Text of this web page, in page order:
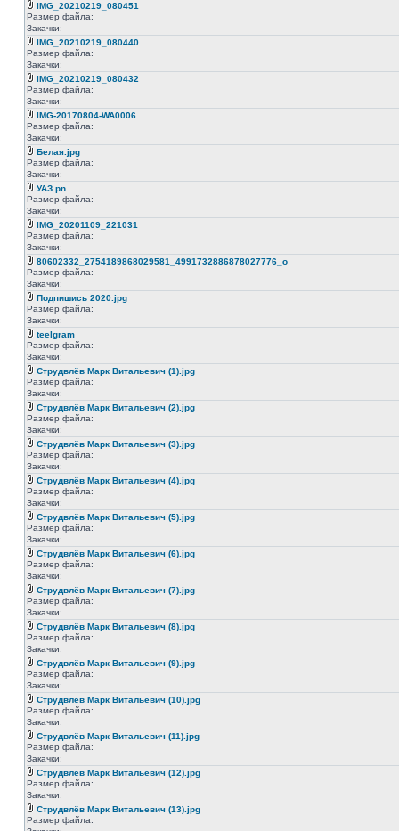
IMG_20210219_080451
Размер файла:
Закачки:
IMG_20210219_080440
Размер файла:
Закачки:
IMG_20210219_080432
Размер файла:
Закачки:
IMG-20170804-WA0006
Размер файла:
Закачки:
Белая.jpg
Размер файла:
Закачки:
УАЗ.pn
Размер файла:
Закачки:
IMG_20201109_221031
Размер файла:
Закачки:
80602332_2754189868029581_4991732886878027776_o
Размер файла:
Закачки:
Подпишись 2020.jpg
Размер файла:
Закачки:
teelgram
Размер файла:
Закачки:
Струдвлёв Марк Витальевич (1).jpg
Размер файла:
Закачки:
Струдвлёв Марк Витальевич (2).jpg
Размер файла:
Закачки:
Струдвлёв Марк Витальевич (3).jpg
Размер файла:
Закачки:
Струдвлёв Марк Витальевич (4).jpg
Размер файла:
Закачки:
Струдвлёв Марк Витальевич (5).jpg
Размер файла:
Закачки:
Струдвлёв Марк Витальевич (6).jpg
Размер файла:
Закачки:
Струдвлёв Марк Витальевич (7).jpg
Размер файла:
Закачки:
Струдвлёв Марк Витальевич (8).jpg
Размер файла:
Закачки:
Струдвлёв Марк Витальевич (9).jpg
Размер файла:
Закачки:
Струдвлёв Марк Витальевич (10).jpg
Размер файла:
Закачки:
Струдвлёв Марк Витальевич (11).jpg
Размер файла:
Закачки:
Струдвлёв Марк Витальевич (12).jpg
Размер файла:
Закачки:
Струдвлёв Марк Витальевич (13).jpg
Размер файла: